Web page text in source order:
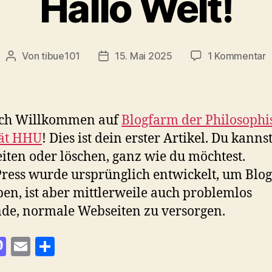
Beitragsautor
Vontibue101 Veröffentlichungsdatum
15. Mai 2025 1 Kommentarzu
Willkommen aufBlogfarm der
HHU! Dies ist dein erster Artikel. Du
oder löschen, ganz wie du möchtest.
wurde ursprünglich entwickelt, um
ist aber mittlerweile auch problemlos
normale Webseiten zu versorgen.
M E